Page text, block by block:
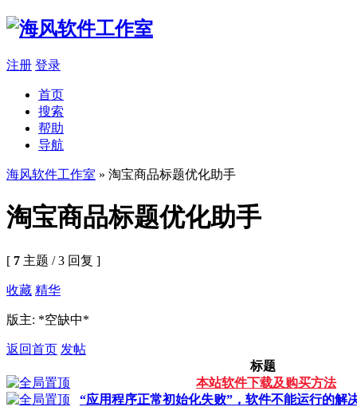
注册 登录
首页
搜索
帮助
导航
海风软件工作室 » 淘宝商品标题优化助手
淘宝商品标题优化助手
[ 7 主题 / 3 回复 ]
收藏 精华
版主: *空缺中*
返回首页 发帖
标题
本站软件下载及购买方法
“应用程序正常初始化失败”，软件不能运行的解